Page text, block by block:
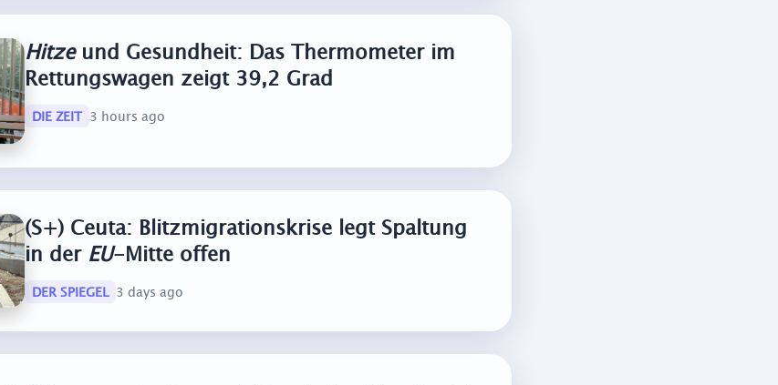
Hitzeund Gesundheit: Das Thermometer im
Rettungswagen zeigt 39,2 Grad
DIE ZEIT 3 hours ago
(S+) Ceuta: Blitzmigrationskrise legt Spaltung
in der EU-Mitte offen
DER SPIEGEL 3 days ago